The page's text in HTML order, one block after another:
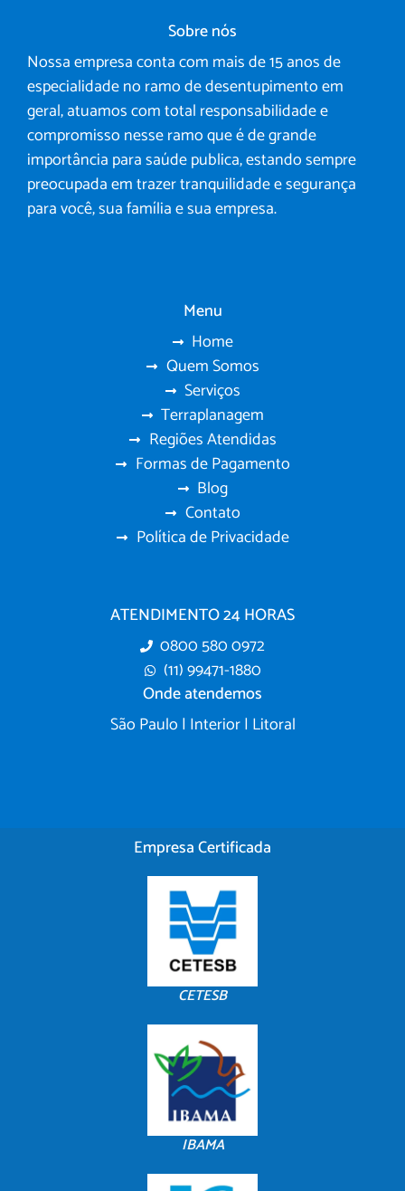
Sobre nós
Nossa empresa conta com mais de 15 anos de
especialidade no ramo de desentupimento em
geral, atuamos com total responsabilidade e
compromisso nesse ramo que é de grande
importância para saúde publica, estando sempre
preocupada em trazer tranquilidade e segurança
para você, sua família e sua empresa.
Menu
Home
Quem Somos
Serviços
Terraplanagem
Regiões Atendidas
Formas de Pagamento
Blog
Contato
Política de Privacidade
ATENDIMENTO 24 HORAS
0800 580 0972
(11) 99471-1880
Onde atendemos
São Paulo | Interior | Litoral
Empresa Certificada
CETESB
IBAMA